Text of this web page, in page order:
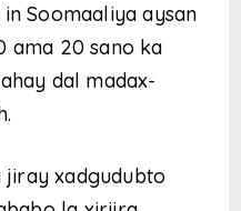
Soomaaliya aysan
ama 20 sano ka
dal madax-
jiray xadgudubto